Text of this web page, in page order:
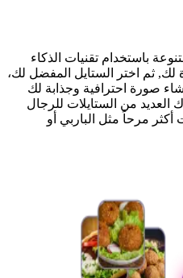
باستخدام تقنيات الذكاء
ثم اختر الستايل المفضل لك،
صورة احترافية وجذابة لك
العديد من الستايلات للرجال
أكثر مرحاً مثل الباربي أو